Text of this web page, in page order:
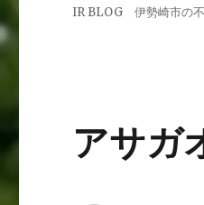
IR BLOG 伊勢崎市の
アサガ